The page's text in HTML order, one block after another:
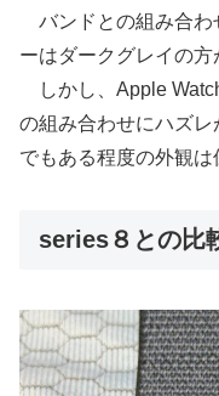
バンドとの組み合わ
ーはダークグレイの方
しかし、Apple
の組み合わせにハズ
でもある程度の外観は
series８との比